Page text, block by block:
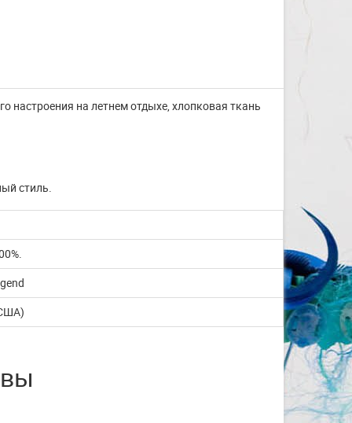
настроения на летнем отдыхе, хлопковая ткань
стиль.